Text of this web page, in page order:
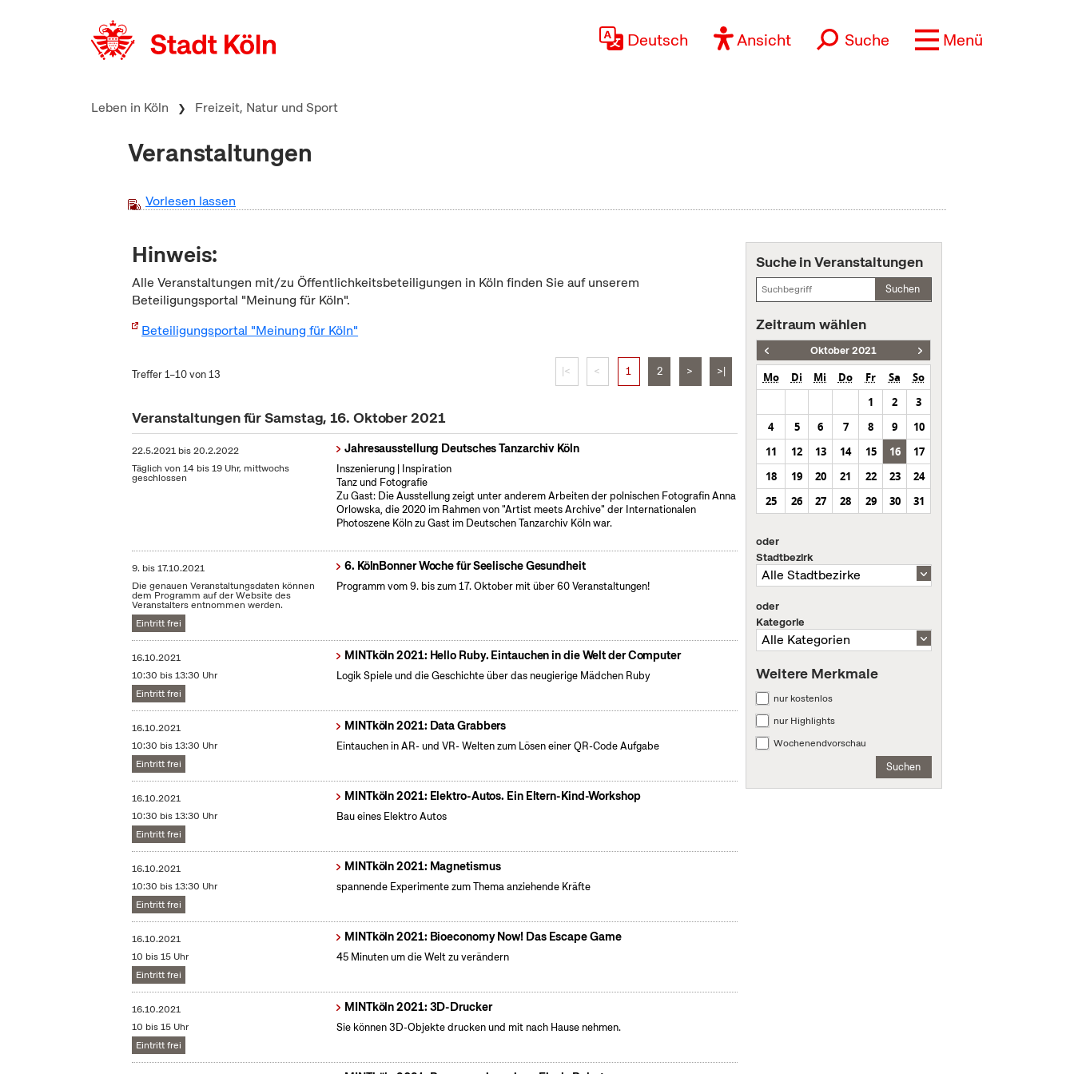
Deutsch Ansicht Suche Menü
Leben in Köln Freizeit, Natur und Sport
Veranstaltungen
Vorlesen lassen
Hinweis:
Alle Veranstaltungen mit/zu Öffentlichkeitsbeteiligungen in Köln finden Sie auf unserem
Beteiligungsportal "Meinung für Köln".
Beteiligungsportal "Meinung für Köln"
Treffer 1–10 von 13 |< < 1 2 > >|
Veranstaltungen für Samstag, 16. Oktober 2021
22.5.2021 bis20.2.2022
Täglich von 14 bis 19 Uhr, mittwochs
geschlossen
Jahresausstellung Deutsches Tanzarchiv Köln
Inszenierung | Inspiration
Tanz und Fotografie
Zu Gast: Die Ausstellung zeigt unter anderem Arbeiten der polnischen Fotografin Anna
Orlowska, die 2020 im Rahmen von "Artist meets Archive" der Internationalen
Photoszene Köln zu Gast im Deutschen Tanzarchiv Köln war.
9. bis17.10.2021
Die genauen Veranstaltungsdaten können
dem Programm auf der Website des
Veranstalters entnommen werden.
Eintritt frei
6. KölnBonner Woche für Seelische Gesundheit
Programm vom 9. bis zum 17. Oktober mit über 60 Veranstaltungen!
16.10.2021
10:30 bis 13:30 Uhr
Eintritt frei
MINTköln 2021: Hello Ruby. Eintauchen in die Welt der Computer
Logik Spiele und die Geschichte über das neugierige Mädchen Ruby
16.10.2021
10:30 bis 13:30 Uhr
Eintritt frei
MINTköln 2021: Data Grabbers
Eintauchen in AR- und VR- Welten zum Lösen einer QR-Code Aufgabe
16.10.2021
10:30 bis 13:30 Uhr
Eintritt frei
MINTköln 2021: Elektro-Autos. Ein Eltern-Kind-Workshop
Bau eines Elektro Autos
16.10.2021
10:30 bis 13:30 Uhr
Eintritt frei
MINTköln 2021: Magnetismus
spannende Experimente zum Thema anziehende Kräfte
16.10.2021
10 bis 15 Uhr
Eintritt frei
MINTköln 2021: Bioeconomy Now! Das Escape Game
45 Minuten um die Welt zu verändern
16.10.2021
10 bis 15 Uhr
Eintritt frei
MINTköln 2021: 3D-Drucker
Sie können 3D-Objekte drucken und mit nach Hause nehmen.
Suche in Veranstaltungen
Suchen
Zeitraum wählen
Oktober 2021
Mo Di Mi Do Fr Sa
So
1
2
3
4
5 6 7 8 9
10
11
12 13 14 15 16
17
18
19 20 21 22 23
24
25
26 27 28 29 30 31
oder
Stadtbezirk
oder
Kategorie
Weitere Merkmale
nur kostenlos
nur Highlights
Wochenendvorschau
Suchen